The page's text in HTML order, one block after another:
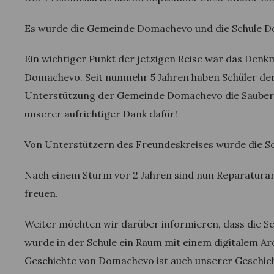
Es wurde die Gemeinde Domachevo und die Schule
Ein wichtiger Punkt der jetzigen Reise war das
Domachevo. Seit nunmehr 5 Jahren haben Schüler
Unterstützung der Gemeinde Domachevo die
unserer aufrichtiger Dank dafür!
Von Unterstützern des Freundeskreises wurde die
Nach einem Sturm vor 2 Jahren sind nun
freuen.
Weiter möchten wir darüber informieren, dass die
wurde in der Schule ein Raum mit einem digitalem
Geschichte von Domachevo ist auch unserer